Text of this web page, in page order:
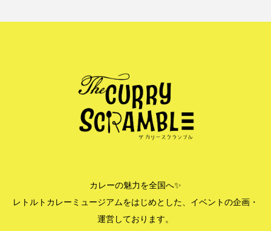
カレーの魅力を全国へ✨
レトルトカレーミュージアムをはじめとした、イベントの企画・
運営しております。